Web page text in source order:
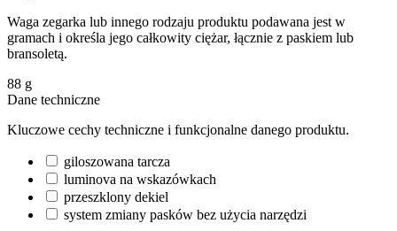
Waga zegarka lub innego rodzaju produktu podawana jest w
gramach i określa jego całkowity ciężar, łącznie z paskiem lub
bransoletą.
88 g
Dane techniczne
Kluczowe cechy techniczne i funkcjonalne danego produktu.
giloszowana tarcza
luminova na wskazówkach
przeszklony dekiel
system zmiany pasków bez użycia narzędzi